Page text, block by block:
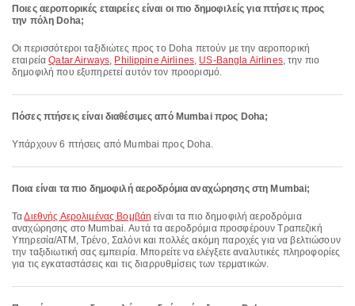
Ποιες αεροπορικές εταιρείες είναι οι πιο δημοφιλείς για πτήσεις προς
την πόλη Doha;
Οι περισσότεροι ταξιδιώτες προς το Doha πετούν με την αεροπορική
εταιρείαQatar Airways, Philippine Airlines, US-Bangla Airlines, την πιο
δημοφιλή που εξυπηρετεί αυτόν τον προορισμό.
Πόσες πτήσεις είναι διαθέσιμες από Mumbai προς Doha;
Υπάρχουν 6 πτήσεις από Mumbai προς Doha.
Ποια είναι τα πιο δημοφιλή αεροδρόμια αναχώρησης στη Mumbai;
ΤαΔιεθνής Αερολιμένας Βομβάη είναι τα πιο δημοφιλή αεροδρόμια
αναχώρησης στο Mumbai. Αυτά τα αεροδρόμια προσφέρουν Τραπεζική
Υπηρεσία/ΑΤΜ, Τρένο, Σαλόνι και πολλές ακόμη παροχές για να βελτιώσουν
την ταξιδιωτική σας εμπειρία. Μπορείτε να ελέγξετε αναλυτικές πληροφορίες
για τις εγκαταστάσεις και τις διαρρυθμίσεις των τερματικών.